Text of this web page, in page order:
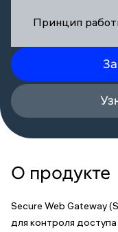
Принцип
О продукте
Secure Web Gateway
для контроля